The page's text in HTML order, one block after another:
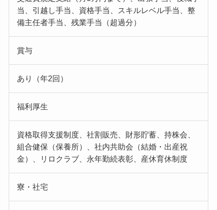
当、引越し手当、資格手当、スキルレベル手当、整
備主任者手当、残業手当（超過分）
賞与
あり（年2回）
福利厚生
資格取得支援制度、社割販売、財形貯蓄、持株会、
組合健保（保養所）、社内共助会（結婚・出産祝
金）、リロクラブ、永年勤続表彰、産休育休制度
寮・社宅